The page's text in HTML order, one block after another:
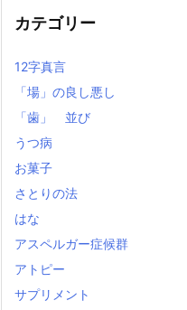
カテゴリー
12字真言
「場」の良し悪し
「歯」 並び
うつ病
お菓子
さとりの法
はな
アスペルガー症候群
アトピー
サプリメント